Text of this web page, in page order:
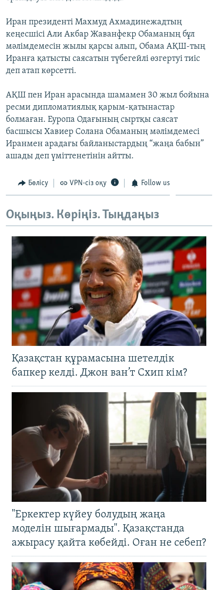
Иран президенті Махмуд Ахмадинежадтың
кеңесшісі Али Акбар Жаванфекр Обаманың бұл
мәлімдемесін жылы қарсы алып, Обама АҚШ-тың
Иранға қатысты саясатын түбегейлі өзгертуі тиіс
деп атап көрсетті.
АҚШ пен Иран арасында шамамен 30 жыл бойына
ресми дипломатиялық қарым-қатынастар
болмаған. Еуропа Одағының сыртқы саясат
басшысы Хавиер Солана Обаманың мәлімдемесі
Иранмен арадағы байланыстардың “жаңа бабын”
ашады деп үміттенетінін айтты.
Бөлісу VPN-сіз оқу Follow us
Оқыңыз. Көріңіз. Тыңдаңыз
Қазақстан құрамасына шетелдік
бапкер келді. Джон ван’т Схип кім?
"Еркектер күйеу болудың жаңа
моделін шығармады". Қазақстанда
ажырасу қайта көбейді. Оған не себеп?